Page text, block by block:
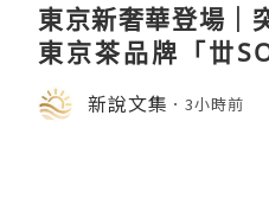
東京新奢華登場｜
東京茶品牌「丗
展首度亮相
新說文集 3小時前